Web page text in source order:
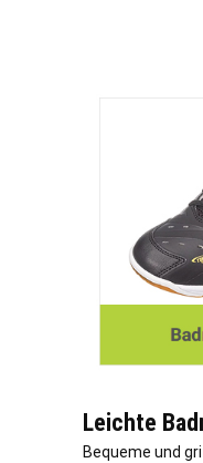
Leichte
Bequeme und